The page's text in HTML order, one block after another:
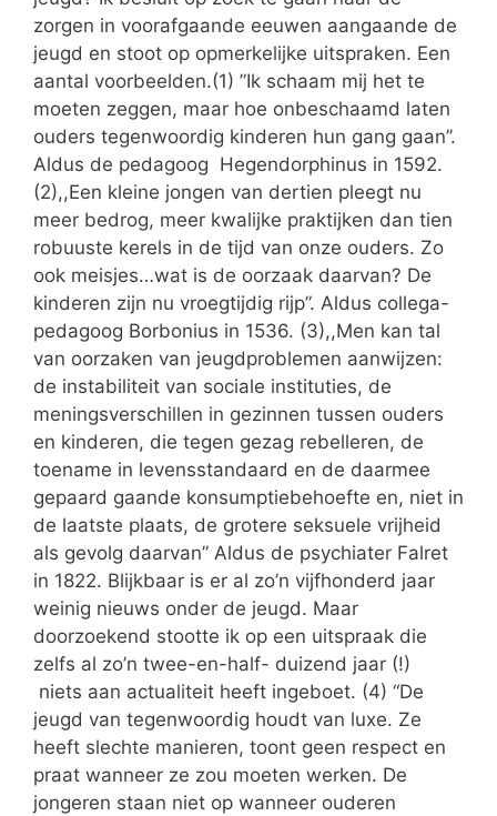
zorgen in voorafgaande eeuwen aangaande de
jeugd en stoot op opmerkelijke uitspraken. Een
aantal voorbeelden.(1) ”Ik schaam mij het te
moeten zeggen, maar hoe onbeschaamd laten
ouders tegenwoordig kinderen hun gang gaan’’.
Aldus de pedagoog Hegendorphinus in 1592.
(2),,Een kleine jongen van dertien pleegt nu
meer bedrog, meer kwalijke praktijken dan tien
robuuste kerels in de tijd van onze ouders. Zo
ook meisjes…wat is de oorzaak daarvan? De
kinderen zijn nu vroegtijdig rijp”. Aldus collega-
pedagoog Borbonius in 1536. (3),,Men kan tal
van oorzaken van jeugdproblemen aanwijzen:
de instabiliteit van sociale instituties, de
meningsverschillen in gezinnen tussen ouders
en kinderen, die tegen gezag rebelleren, de
toename in levensstandaard en de daarmee
gepaard gaande konsumptiebehoefte en, niet in
de laatste plaats, de grotere seksuele vrijheid
als gevolg daarvan” Aldus de psychiater Falret
in 1822. Blijkbaar is er al zo’n vijfhonderd jaar
weinig nieuws onder de jeugd. Maar
doorzoekend stootte ik op een uitspraak die
zelfs al zo’n twee-en-half- duizend jaar (!)
niets aan actualiteit heeft ingeboet. (4) “De
jeugd van tegenwoordig houdt van luxe. Ze
heeft slechte manieren, toont geen respect en
praat wanneer ze zou moeten werken. De
jongeren staan niet op wanneer ouderen